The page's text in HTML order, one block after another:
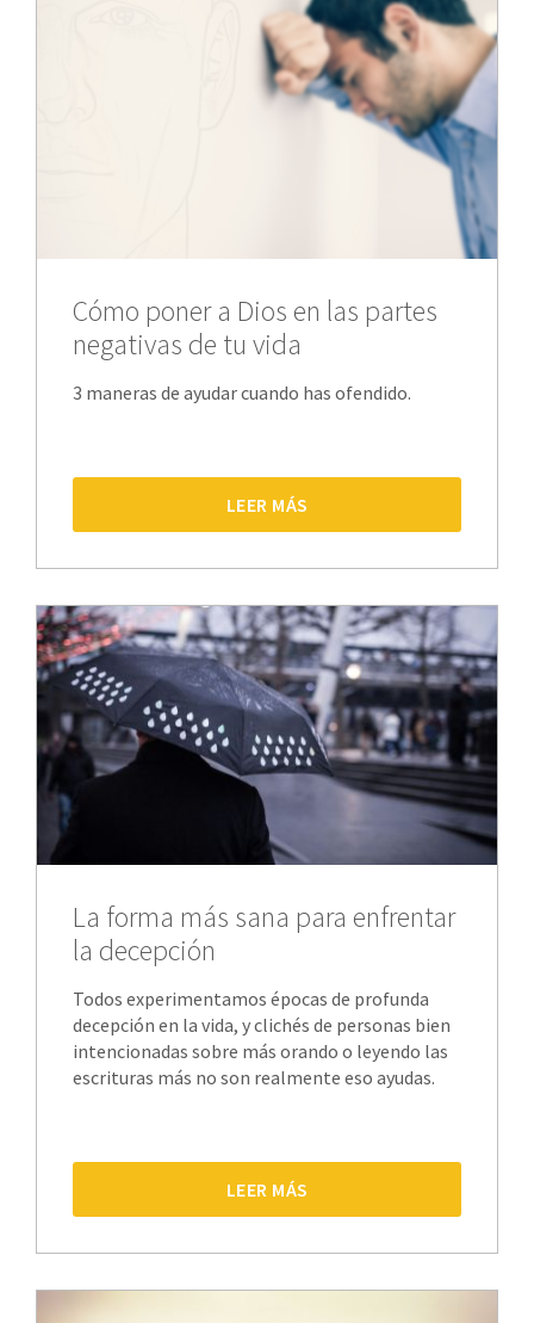
Cómo poner a Dios en las partes
negativas de tu vida
3 maneras de ayudar cuando has ofendido.
LEER MÁS
La forma más sana para enfrentar
la decepción
Todos experimentamos épocas de profunda
decepción en la vida, y clichés de personas bien
intencionadas sobre más orando o leyendo las
escrituras más no son realmente eso ayudas.
LEER MÁS